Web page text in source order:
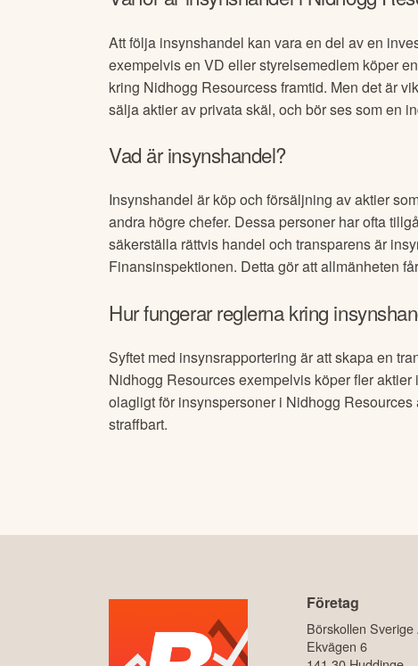
Att följa insynshandel kan vara en del av en
exempelvis en VD eller styrelsemedlem köper
kring Nidhogg Resourcess framtid. Men det är
sälja aktier av privata skäl, och bör ses som en
Vad är insynshandel?
Insynshandel är köp och försäljning av aktier
andra högre chefer. Dessa personer har ofta
säkerställa rättvis handel och transparens är
Finansinspektionen. Detta gör att allmänheten
Hur fungerar reglerna kring
Syftet med insynsrapportering är att skapa en
Nidhogg Resourcesexempelvis köper fler aktier
olagligt för insynspersoner i Nidhogg Resources
straffbart.
Företag
Börskollen Sverige
Ekvägen 6